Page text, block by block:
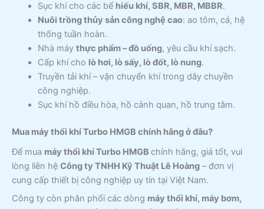
Sục khí cho các bể hiếu khí, SBR, MBR, MBBR.
Nuôi trồng thủy sản công nghệ cao: ao tôm, cá, hệ
thống tuần hoàn.
Nhà máy thực phẩm – đồ uống, yêu cầu khí sạch.
Cấp khí cho lò hơi, lò sấy, lò đốt, lò nung.
Truyền tải khí – vận chuyển khí trong dây chuyền
công nghiệp.
Sục khí hồ điều hòa, hồ cảnh quan, hồ trung tâm.
Mua máy thổi khí Turbo HMGB chính hãng ở đâu?
Để mua máy thổi khí Turbo HMGB chính hãng, giá tốt, vui
lòng liên hệ Công ty TNHH Kỹ Thuật Lê Hoàng – đơn vị
cung cấp thiết bị công nghiệp uy tín tại Việt Nam.
Công ty còn phân phối các dòng máy thổi khí, máy bơm,